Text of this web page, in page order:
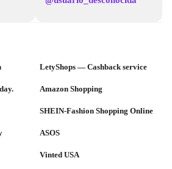
LetyShops — Cashback service
Amazon Shopping
SHEIN-Fashion Shopping Online
ASOS
Vinted USA